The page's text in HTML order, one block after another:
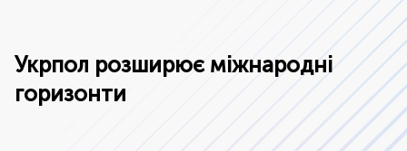
Укрпол розширює міжнародні
горизонти